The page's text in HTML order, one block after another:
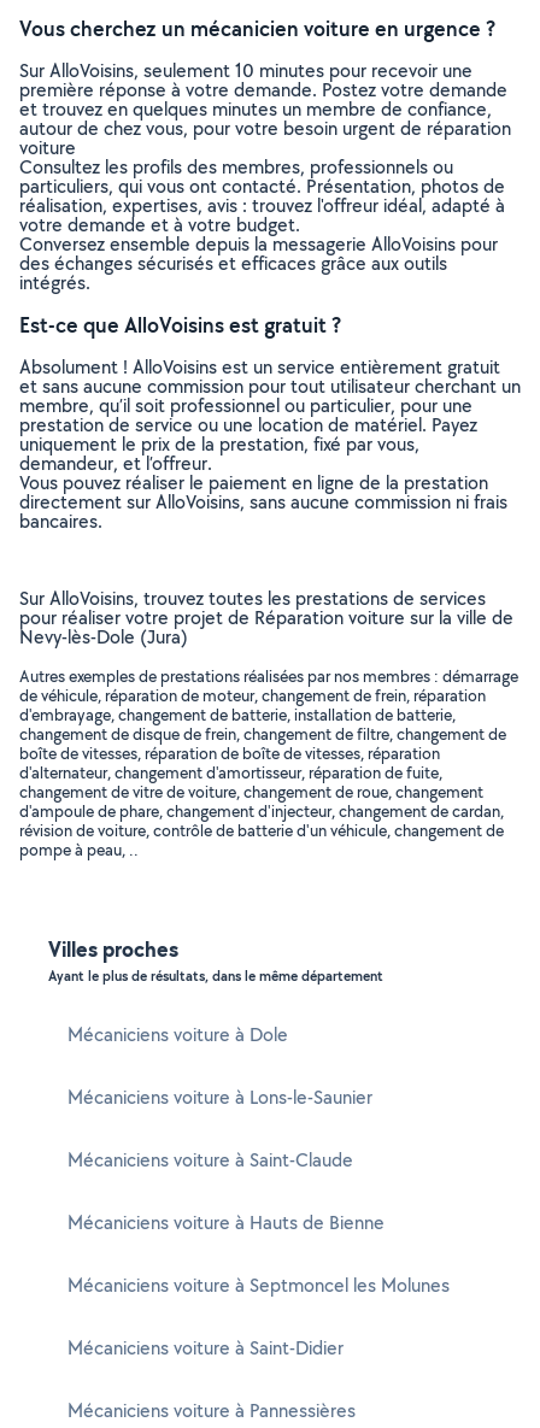
Vous cherchez un mécanicien voiture en urgence ?
Sur AlloVoisins, seulement 10 minutes pour recevoir une
première réponse à votre demande. Postez votre demande
et trouvez en quelques minutes un membre de confiance,
autour de chez vous, pour votre besoin urgent de réparation
voiture
Consultez les profils des membres, professionnels ou
particuliers, qui vous ont contacté. Présentation, photos de
réalisation, expertises, avis : trouvez l'offreur idéal, adapté à
votre demande et à votre budget.
Conversez ensemble depuis la messagerie AlloVoisins pour
des échanges sécurisés et efficaces grâce aux outils
intégrés.
Est-ce que AlloVoisins est gratuit ?
Absolument ! AlloVoisins est un service entièrement gratuit
et sans aucune commission pour tout utilisateur cherchant un
membre, qu’il soit professionnel ou particulier, pour une
prestation de service ou une location de matériel. Payez
uniquement le prix de la prestation, fixé par vous,
demandeur, et l’offreur.
Vous pouvez réaliser le paiement en ligne de la prestation
directement sur AlloVoisins, sans aucune commission ni frais
bancaires.
Sur AlloVoisins, trouvez toutes les prestations de services
pour réaliser votre projet de Réparation voiture sur la ville de
Nevy-lès-Dole (Jura)
Autres exemples de prestations réalisées par nos membres : démarrage
de véhicule, réparation de moteur, changement de frein, réparation
d'embrayage, changement de batterie, installation de batterie,
changement de disque de frein, changement de filtre, changement de
boîte de vitesses, réparation de boîte de vitesses, réparation
d'alternateur, changement d'amortisseur, réparation de fuite,
changement de vitre de voiture, changement de roue, changement
d'ampoule de phare, changement d'injecteur, changement de cardan,
révision de voiture, contrôle de batterie d'un véhicule, changement de
pompe à peau, ..
Villes proches
Ayant le plus de résultats, dans le même département
Mécaniciens voiture à Dole
Mécaniciens voiture à Lons-le-Saunier
Mécaniciens voiture à Saint-Claude
Mécaniciens voiture à Hauts de Bienne
Mécaniciens voiture à Septmoncel les Molunes
Mécaniciens voiture à Saint-Didier
Mécaniciens voiture à Pannessières